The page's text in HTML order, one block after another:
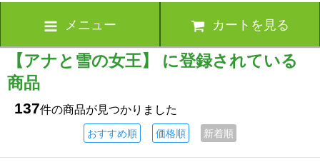
メニュー カートを見る
【アナと雪の女王】 に登録されている
商品
137件の商品が見つかりました
おすすめ順 価格順 新着順